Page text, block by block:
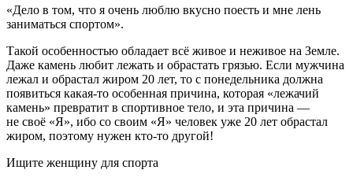
«Дело в том, что я очень люблю вкусно поесть и мне лень
заниматься спортом».
Такой особенностью обладает всё живое и неживое на Земле.
Даже камень любит лежать и обрастать грязью. Если мужчина
лежал и обрастал жиром 20 лет, то с понедельника должна
появиться какая-то особенная причина, которая «лежачий
камень» превратит в спортивное тело, и эта причина —
не своё «Я», ибо со своим «Я» человек уже 20 лет обрастал
жиром, поэтому нужен кто-то другой!
Ищите женщину для спорта